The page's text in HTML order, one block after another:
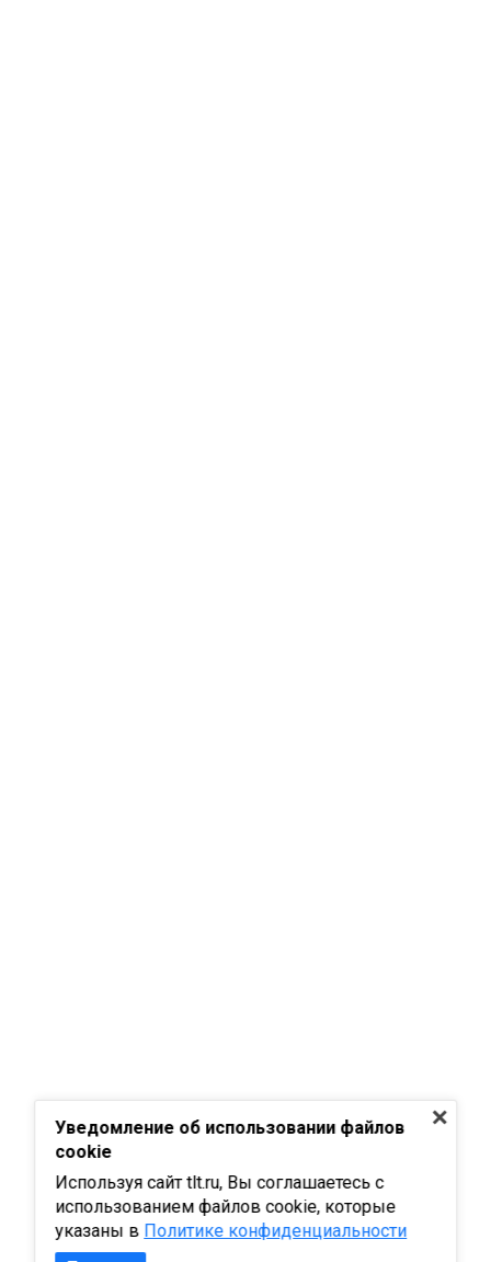
Уведомление об использовании файлов
cookie
Используя сайт tlt.ru, Вы соглашаетесь с
использованием файлов cookie, которые
указаны в Политике конфиденциальности